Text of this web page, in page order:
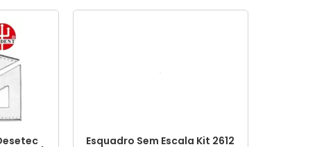
Esquadro Sem Escala Kit 2612